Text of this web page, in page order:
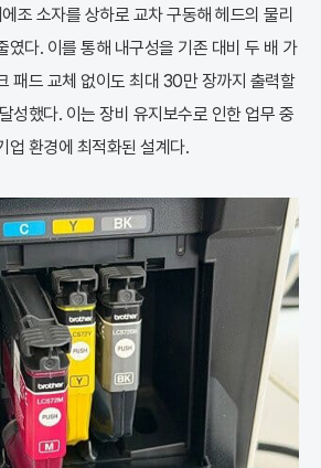
조 소자를 상하로 교차 구동해 헤드의 물리
였다. 이를 통해 내구성을 기존 대비 두 배 가
패드 교체 없이도 최대 30만 장까지 출력할
성했다. 이는 장비 유지보수로 인한 업무 중
업 환경에 최적화된 설계다.